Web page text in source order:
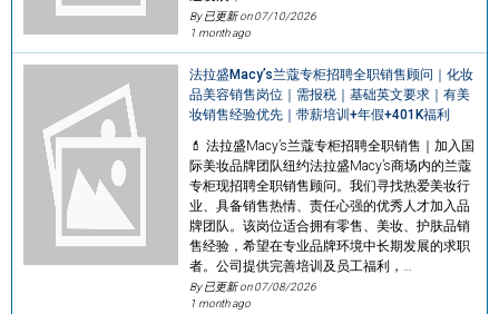
By 已更新 on07/10/2026
1 month ago
法拉盛Macy’s兰蔻专柜招聘全职销售顾问｜化妆
品美容销售岗位｜需报税｜基础英文要求｜有美
妆销售经验优先｜带薪培训+年假+401K福利
💄 法拉盛Macy’s兰蔻专柜招聘全职销售｜加入国
际美妆品牌团队纽约法拉盛Macy’s商场内的兰蔻
专柜现招聘全职销售顾问。我们寻找热爱美妆行
业、具备销售热情、责任心强的优秀人才加入品
牌团队。该岗位适合拥有零售、美妆、护肤品销
售经验，希望在专业品牌环境中长期发展的求职
者。公司提供完善培训及员工福利，…
By 已更新 on07/08/2026
1 month ago